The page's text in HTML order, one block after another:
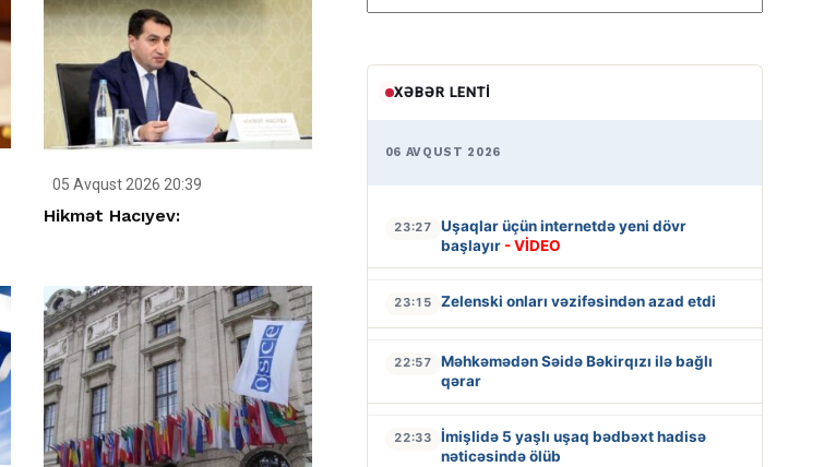
05 Avqust 2026 20:39
Hikmət Hacıyev:
XƏBƏR LENTI
06 AVQUST 2026
23:27
Uşaqlar üçün internetdə yeni dövr
başlayır - VİDEO
23:15 Zelenski onları vəzifəsindən azad etdi
22:57
Məhkəmədən Səidə Bəkirqızı ilə bağlı
qərar
22:33
İmişlidə 5 yaşlı uşaq bədbəxt hadisə
nəticəsində ölüb